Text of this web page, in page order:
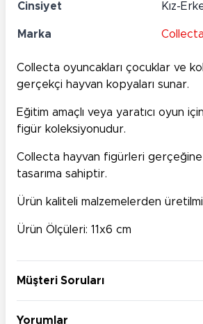
Cinsiyet Kız-
Marka Collecta
Collecta oyuncakları çocuklar ve
gerçekçi hayvan kopyaları sunar.
Eğitim amaçlı veya yaratıcı oyun
figür koleksiyonudur.
Collecta hayvan figürleri gerçeğine
tasarıma sahiptir.
Ürün kaliteli malzemelerden
Ürün Ölçüleri: 11x6 cm
Müşteri Soruları
Yorumlar